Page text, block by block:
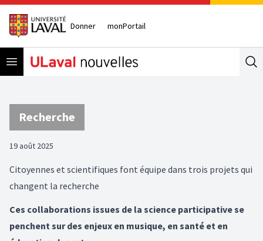
Donner monPortail
Open menu
Recherche
19 août 2025
Citoyennes et scientifiques font équipe dans trois projets qui
changent la recherche
Ces collaborations issues de la science participative se
penchent sur des enjeux en musique, en santé et en